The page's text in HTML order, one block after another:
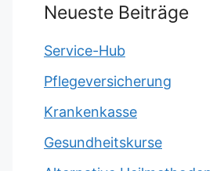
Neueste Beiträge
Service-Hub
Pflegeversicherung
Krankenkasse
Gesundheitskurse